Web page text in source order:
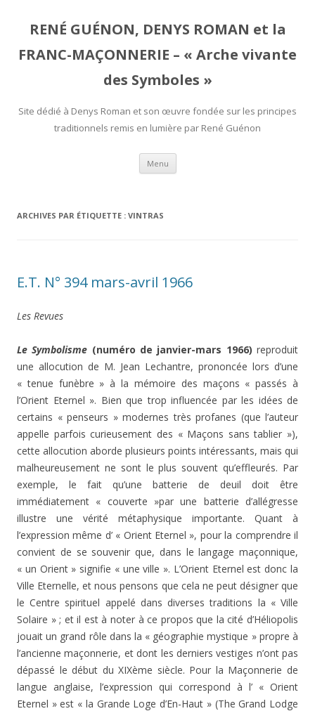
RENÉ GUÉNON, DENYS ROMAN et la
FRANC-MAÇONNERIE – « Arche vivante
des Symboles »
Site dédié à Denys Roman et son œuvre fondée sur les principes
traditionnels remis en lumière par René Guénon
Menu Aller
contenu
ARCHIVES PAR ÉTIQUETTE : VINTRAS
E.T. N° 394 mars-avril 1966
Les Revues
Le Symbolisme (numéro de janvier-mars 1966) reproduit
une allocution de M. Jean Lechantre, prononcée lors d’une
« tenue funèbre » à la mémoire des maçons « passés à
l’Orient Eternel ». Bien que trop influencée par les idées de
certains « penseurs » modernes très profanes (que l’auteur
appelle parfois curieusement des « Maçons sans tablier »),
cette allocution aborde plusieurs points intéressants, mais qui
malheureusement ne sont le plus souvent qu’effleurés. Par
exemple, le fait qu’une batterie de deuil doit être
immédiatement « couverte »par une batterie d’allégresse
illustre une vérité métaphysique importante. Quant à
l’expression même d’ « Orient Eternel », pour la comprendre il
convient de se souvenir que, dans le langage maçonnique,
« un Orient » signifie « une ville ». L’Orient Eternel est donc la
Ville Eternelle, et nous pensons que cela ne peut désigner que
le Centre spirituel appelé dans diverses traditions la « Ville
Solaire » ; et il est à noter à ce propos que la cité d’Héliopolis
jouait un grand rôle dans la « géographie mystique » propre à
l’ancienne maçonnerie, et dont les derniers vestiges n’ont pas
dépassé le début du XIXème siècle. Pour la Maçonnerie de
langue anglaise, l’expression qui correspond à l’ « Orient
Eternel » est « la Grande Loge d’En-Haut » (The Grand Lodge